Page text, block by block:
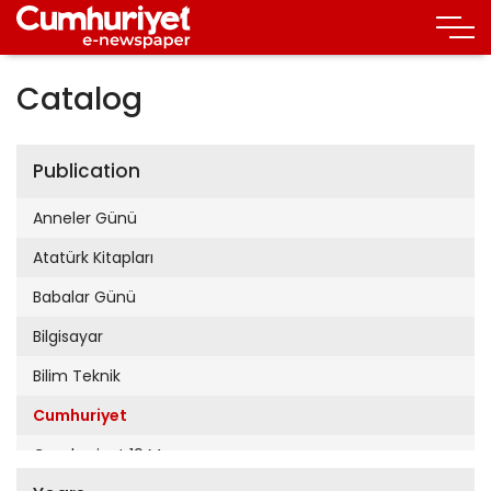
Catalog
Publication
Anneler Günü
Atatürk Kitapları
Babalar Günü
Bilgisayar
Bilim Teknik
Cumhuriyet
Cumhuriyet 19 Mayıs